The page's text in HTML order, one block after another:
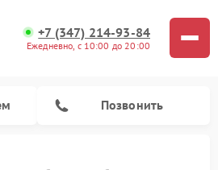
+7 (347) 214-93-84
Ежедневно, с 10:00 до 20:00
Позвонить